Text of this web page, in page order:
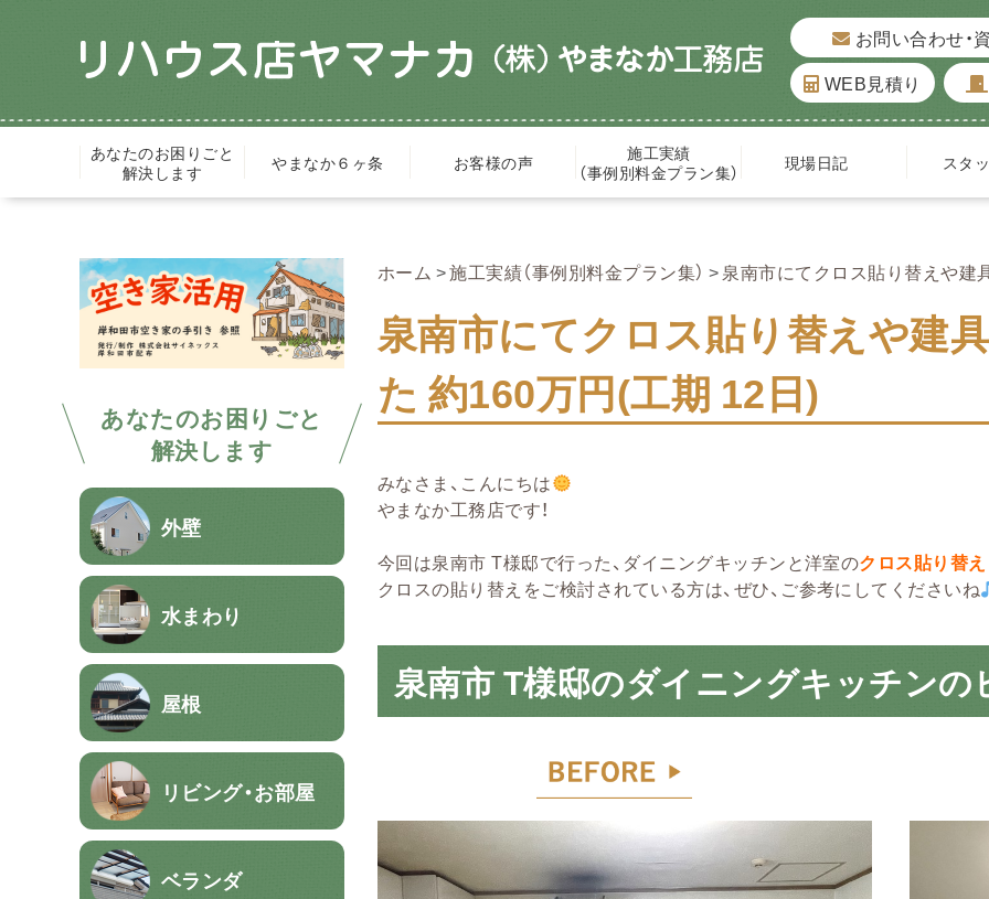
お問い合わせ・
WEB見積り
あなたのお困りごと
解決します
やまなか６ヶ条 お客様の声
施工実績
（事例別料金プラン集）
現場日記 スタ
あなたのお困りごと
解決します
外壁
水まわり
屋根
リビング・お部屋
ベランダ
ホーム 施工実績（事例別料金プラン集） 泉南市にてクロス貼り替えや建
泉南市にてクロス貼り替えや建
た 約160万円(工期 12日)
みなさま、こんにちは
やまなか工務店です！
今回は泉南市 T様邸で行った、ダイニングキッチンと洋室のクロス貼り替え
クロスの貼り替えをご検討されている方は、ぜひ、ご参考にしてくださいね
泉南市 T様邸のダイニングキッチン